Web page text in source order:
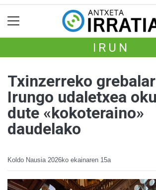
IRUN
Txinzerreko
Irungo udaletxea
dute «kokoteraino»
daudelako
Koldo Nausia 2026ko ekainaren 15a